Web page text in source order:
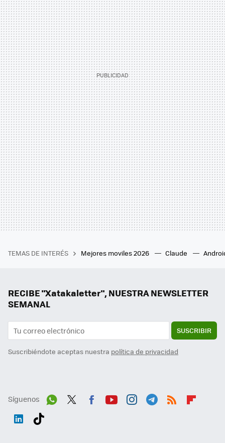
TEMAS DE INTERÉS Mejores moviles 2026 Claude
RECIBE "Xatakaletter", NUESTRA NEWSLETTER
SEMANAL
SUSCRIBIR
Suscribiéndote aceptas nuestra política de privacidad
Síguenos